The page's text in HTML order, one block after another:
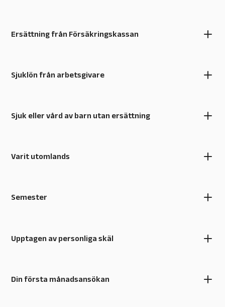
Ersättning från Försäkringskassan
Sjuklön från arbetsgivare
Sjuk eller vård av barn utan ersättning
Varit utomlands
Semester
Upptagen av personliga skäl
Din första månadsansökan